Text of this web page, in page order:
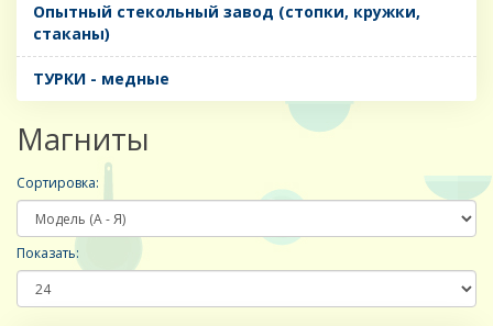
Опытный стекольный завод (стопки, кружки,
стаканы)
ТУРКИ - медные
Магниты
Сортировка:
Показать: